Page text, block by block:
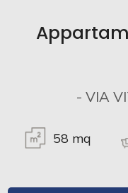
- VIA
58 mq
Residenziali
Terreni